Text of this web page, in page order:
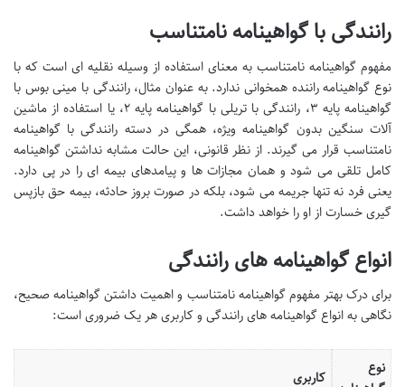
رانندگی با گواهینامه نامتناسب
مفهوم گواهینامه نامتناسب به معنای استفاده از وسیله نقلیه ای است که با
نوع گواهینامه راننده همخوانی ندارد. به عنوان مثال، رانندگی با مینی بوس با
گواهینامه پایه ۳، رانندگی با تریلی با گواهینامه پایه ۲، یا استفاده از ماشین
آلات سنگین بدون گواهینامه ویژه، همگی در دسته رانندگی با گواهینامه
نامتناسب قرار می گیرند. از نظر قانونی، این حالت مشابه نداشتن گواهینامه
کامل تلقی می شود و همان مجازات ها و پیامدهای بیمه ای را در پی دارد.
یعنی فرد نه تنها جریمه می شود، بلکه در صورت بروز حادثه، بیمه حق بازپس
گیری خسارت از او را خواهد داشت.
انواع گواهینامه های رانندگی
برای درک بهتر مفهوم گواهینامه نامتناسب و اهمیت داشتن گواهینامه صحیح،
نگاهی به انواع گواهینامه های رانندگی و کاربری هر یک ضروری است:
نوع
کاربری